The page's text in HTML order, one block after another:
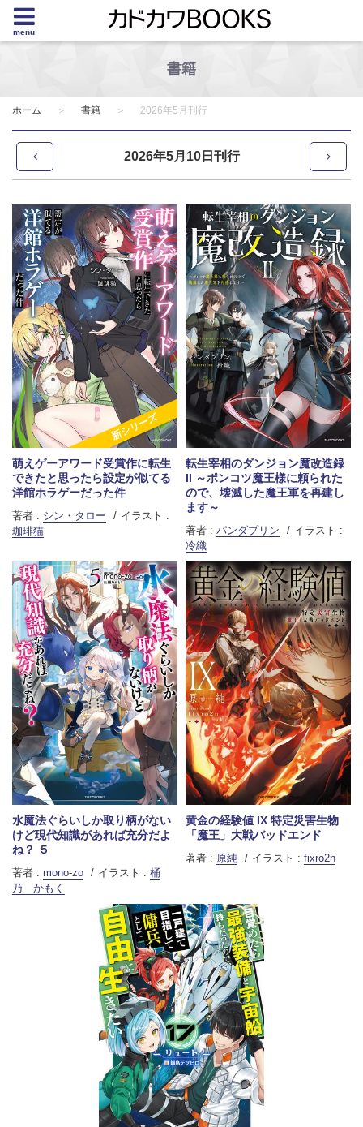
menu
書籍
ホーム 書籍 2026年5月刊行
2026年5月10日刊行
新シリーズ
萌えゲーアワード受賞作に転生
できたと思ったら設定が似てる
洋館ホラゲーだった件
著者 : シン・タロー
イラスト :
珈琲猫
転生宰相のダンジョン魔改造録
II ～ポンコツ魔王様に頼られた
ので、壊滅した魔王軍を再建し
ます～
著者 : パンダプリン
イラスト :
冷織
水魔法ぐらいしか取り柄がない
けど現代知識があれば充分だよ
ね？ ５
著者 : mono-zo イラスト : 桶
乃 かもく
黄金の経験値 IX 特定災害生物
「魔王」大戦バッドエンド
著者 : 原純 イラスト : fixro2n